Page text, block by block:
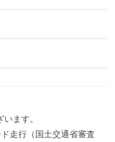
ます。
走行（国土交通省審査